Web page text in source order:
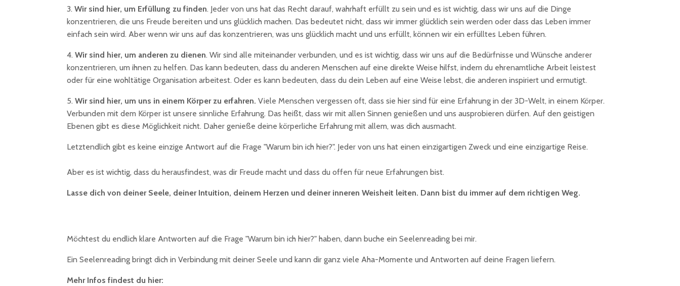
3. Wir sind hier, um Erfüllung zu finden. Jeder von uns hat das Recht darauf, wahrhaft erfüllt zu sein und es ist wichtig, dass wir uns auf die Dinge
konzentrieren, die uns Freude bereiten und uns glücklich machen. Das bedeutet nicht, dass wir immer glücklich sein werden oder dass das Leben immer
einfach sein wird. Aber wenn wir uns auf das konzentrieren, was uns glücklich macht und uns erfüllt, können wir ein erfülltes Leben führen.
4. Wir sind hier, um anderen zu dienen. Wir sind alle miteinander verbunden, und es ist wichtig, dass wir uns auf die Bedürfnisse und Wünsche anderer
konzentrieren, um ihnen zu helfen. Das kann bedeuten, dass du anderen Menschen auf eine direkte Weise hilfst, indem du ehrenamtliche Arbeit leistest
oder für eine wohltätige Organisation arbeitest. Oder es kann bedeuten, dass du dein Leben auf eine Weise lebst, die anderen inspiriert und ermutigt.
5. Wir sind hier, um uns in einem Körper zu erfahren. Viele Menschen vergessen oft, dass sie hier sind für eine Erfahrung in der 3D-Welt, in einem Körper.
Verbunden mit dem Körper ist unsere sinnliche Erfahrung. Das heißt, dass wir mit allen Sinnen genießen und uns ausprobieren dürfen. Auf den geistigen
Ebenen gibt es diese Möglichkeit nicht. Daher genieße deine körperliche Erfahrung mit allem, was dich ausmacht.
Letztendlich gibt es keine einzige Antwort auf die Frage "Warum bin ich hier?". Jeder von uns hat einen einzigartigen Zweck und eine einzigartige Reise.
Aber es ist wichtig, dass du herausfindest, was dir Freude macht und dass du offen für neue Erfahrungen bist.
Lasse dich von deiner Seele, deiner Intuition, deinem Herzen und deiner inneren Weisheit leiten. Dann bist du immer auf dem richtigen Weg.
Möchtest du endlich klare Antworten auf die Frage "Warum bin ich hier?" haben, dann buche ein Seelenreading bei mir.
Ein Seelenreading bringt dich in Verbindung mit deiner Seele und kann dir ganz viele Aha-Momente und Antworten auf deine Fragen liefern.
Mehr Infos findest du hier: